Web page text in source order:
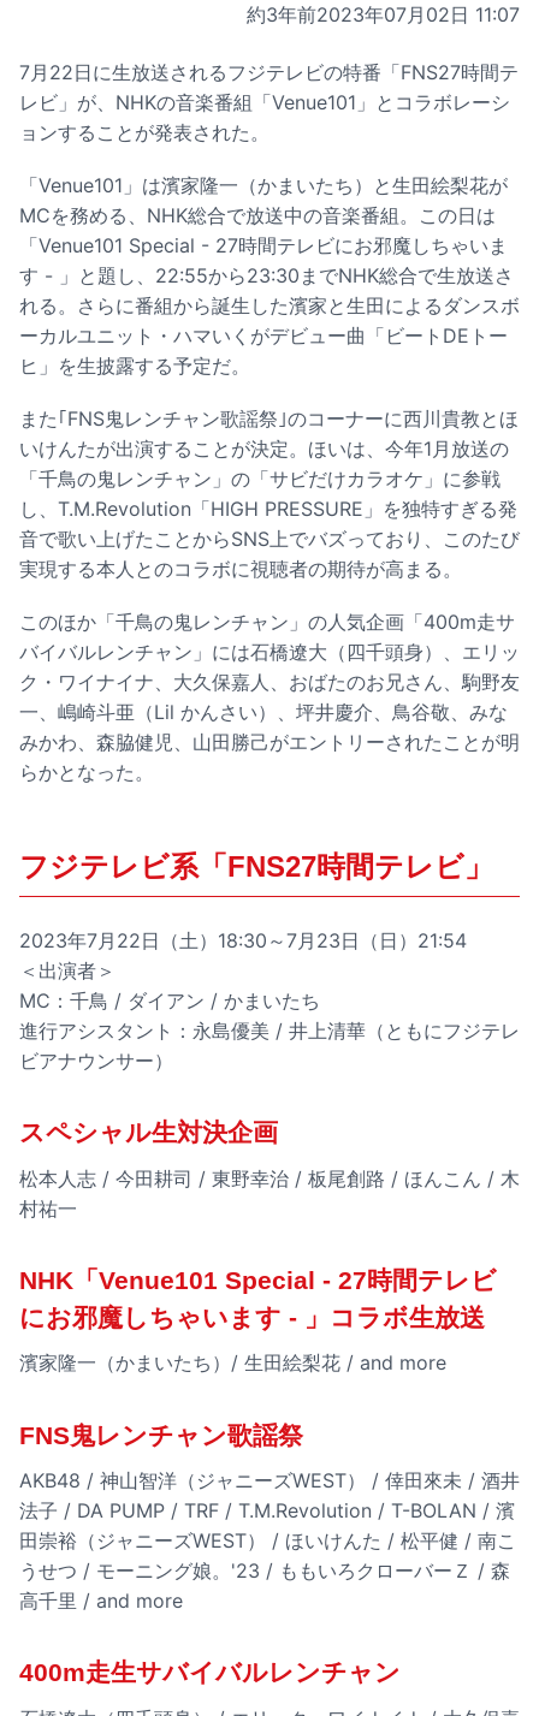
約3年前2023年07月02日 11:07
7月22日に生放送されるフジテレビの特番「FNS27時間テ
レビ」が、NHKの音楽番組「Venue101」とコラボレーシ
ョンすることが発表された。
「Venue101」は濱家隆一（かまいたち）と生田絵梨花が
MCを務める、NHK総合で放送中の音楽番組。この日は
「Venue101 Special - 27時間テレビにお邪魔しちゃいま
す - 」と題し、22:55から23:30までNHK総合で生放送さ
れる。さらに番組から誕生した濱家と生田によるダンスボ
ーカルユニット・ハマいくがデビュー曲「ビートDEトー
ヒ」を生披露する予定だ。
また｢FNS鬼レンチャン歌謡祭｣のコーナーに西川貴教とほ
いけんたが出演することが決定。ほいは、今年1月放送の
「千鳥の鬼レンチャン」の「サビだけカラオケ」に参戦
し、T.M.Revolution「HIGH PRESSURE」を独特すぎる発
音で歌い上げたことからSNS上でバズっており、このたび
実現する本人とのコラボに視聴者の期待が高まる。
このほか「千鳥の鬼レンチャン」の人気企画「400m走サ
バイバルレンチャン」には石橋遼大（四千頭身）、エリッ
ク・ワイナイナ、大久保嘉人、おばたのお兄さん、駒野友
一、嶋崎斗亜（Lil かんさい）、坪井慶介、鳥谷敬、みな
みかわ、森脇健児、山田勝己がエントリーされたことが明
らかとなった。
フジテレビ系「FNS27時間テレビ」
2023年7月22日（土）18:30～7月23日（日）21:54
＜出演者＞
MC：千鳥 / ダイアン / かまいたち
進行アシスタント：永島優美 / 井上清華（ともにフジテレ
ビアナウンサー）
スペシャル生対決企画
松本人志 / 今田耕司 / 東野幸治 / 板尾創路 / ほんこん / 木
村祐一
NHK「Venue101 Special - 27時間テレビ
にお邪魔しちゃいます - 」コラボ生放送
濱家隆一（かまいたち）/ 生田絵梨花 / and more
FNS鬼レンチャン歌謡祭
AKB48 / 神山智洋（ジャニーズWEST） / 倖田來未 / 酒井
法子 / DA PUMP / TRF / T.M.Revolution / T-BOLAN / 濱
田崇裕（ジャニーズWEST） / ほいけんた / 松平健 / 南こ
うせつ / モーニング娘。'23 / ももいろクローバーＺ / 森
高千里 / and more
400m走生サバイバルレンチャン